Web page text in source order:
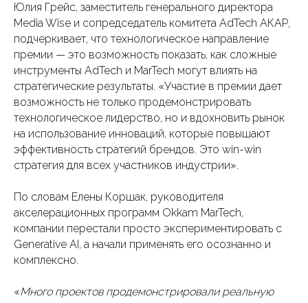
Юлия Грейс, заместитель генерального директора
Media Wise и сопредседатель комитета AdTech АКАР,
подчеркивает, что технологическое направление
премии — это возможность показать, как сложные
инструменты AdTech и MarTech могут влиять на
стратегические результаты. «Участие в премии дает
возможность не только продемонстрировать
технологическое лидерство, но и вдохновить рынок
на использование инноваций, которые повышают
эффективность стратегий брендов. Это win-win
стратегия для всех участников индустрии».
По словам Елены Коршак, руководителя
акселерационных программ Okkam MarTech,
компании перестали просто экспериментировать с
Generative AI, а начали применять его осознанно и
комплексно.
«Много проектов продемонстрировали реальную